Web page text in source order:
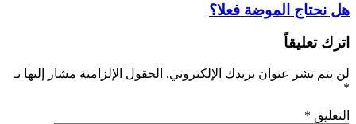
هل نحتاج الموضة فعلا؟
اترك تعليقاً
لن يتم نشر عنوان بريدك الإلكتروني. الحقول الإلزامية مشار إليها بـ
*
التعليق *